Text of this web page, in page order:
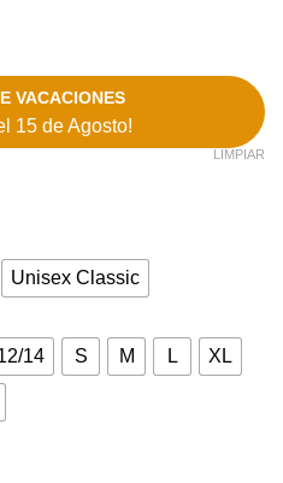
VACACIONES
15 de Agosto!
Unisex Classic
14 S M L XL
LIMPIAR